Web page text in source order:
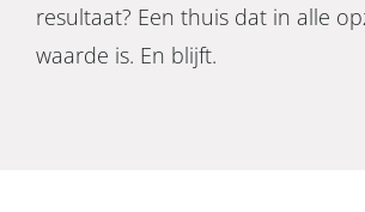
resultaat? Een thuis dat in alle
waarde is. En blijft.